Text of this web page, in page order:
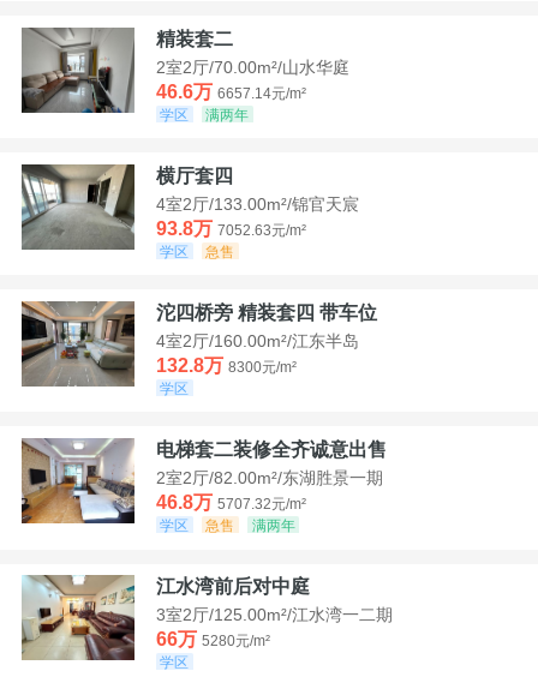
精装套二
2室2厅/70.00m²/山水华庭
46.6万 6657.14元/m²
学区
满两年
横厅套四
4室2厅/133.00m²/锦官天宸
93.8万 7052.63元/m²
学区
急售
沱四桥旁 精装套四 带车位
4室2厅/160.00m²/江东半岛
132.8万 8300元/m²
学区
电梯套二装修全齐诚意出售
2室2厅/82.00m²/东湖胜景一期
46.8万 5707.32元/m²
学区
急售 满两年
江水湾前后对中庭
3室2厅/125.00m²/江水湾一二期
66万 5280元/m²
学区